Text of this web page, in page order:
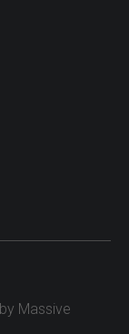
Massive